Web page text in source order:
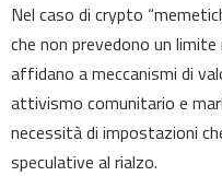
Nel caso di crypto
che non prevedono un
affidano a meccanismi di
attivismo comunitario e
necessità di impostazioni
speculative al rialzo.